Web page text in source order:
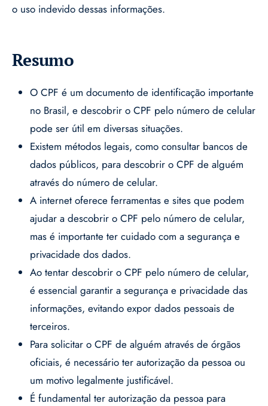
o uso indevido dessas informações.
Resumo
O CPF é um documento de identificação importante
no Brasil, e descobrir o CPF pelo número de celular
pode ser útil em diversas situações.
Existem métodos legais, como consultar bancos de
dados públicos, para descobrir o CPF de alguém
através do número de celular.
A internet oferece ferramentas e sites que podem
ajudar a descobrir o CPF pelo número de celular,
mas é importante ter cuidado com a segurança e
privacidade dos dados.
Ao tentar descobrir o CPF pelo número de celular,
é essencial garantir a segurança e privacidade das
informações, evitando expor dados pessoais de
terceiros.
Para solicitar o CPF de alguém através de órgãos
oficiais, é necessário ter autorização da pessoa ou
um motivo legalmente justificável.
É fundamental ter autorização da pessoa para